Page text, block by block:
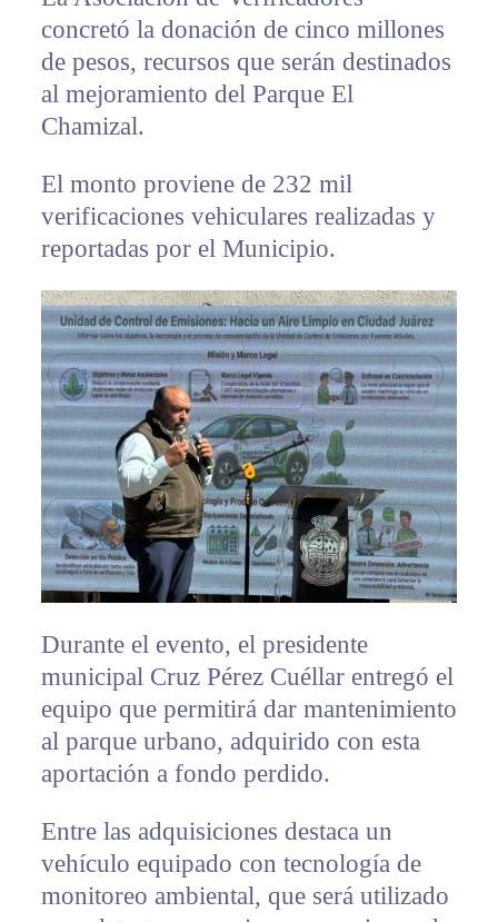
concretó la donación de cinco millones
de pesos, recursos que serán destinados
al mejoramiento del Parque El
Chamizal.
El monto proviene de 232 mil
verificaciones vehiculares realizadas y
reportadas por el Municipio.
Durante el evento, el presidente
municipal Cruz Pérez Cuéllar entregó el
equipo que permitirá dar mantenimiento
al parque urbano, adquirido con esta
aportación a fondo perdido.
Entre las adquisiciones destaca un
vehículo equipado con tecnología de
monitoreo ambiental, que será utilizado